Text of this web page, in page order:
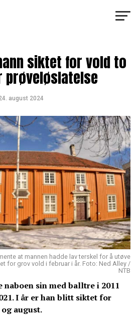
siktet for vold to
prøveløslatelse
august 2024
at mannen hadde lav terskel for å utøve
for grov vold i februar i år. Foto: Ned Alley /
NTB
naboen sin med balltre i 2011
I år er han blitt siktet for
august.